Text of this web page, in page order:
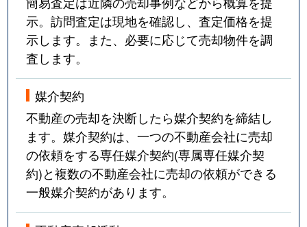
示。訪問査定は現地を確認し、査定価格を提
示します。また、必要に応じて売却物件を調
査します。
媒介契約
不動産の売却を決断したら媒介契約を締結し
ます。媒介契約は、一つの不動産会社に売却
の依頼をする専任媒介契約(専属専任媒介契
約)と複数の不動産会社に売却の依頼ができる
一般媒介契約があります。